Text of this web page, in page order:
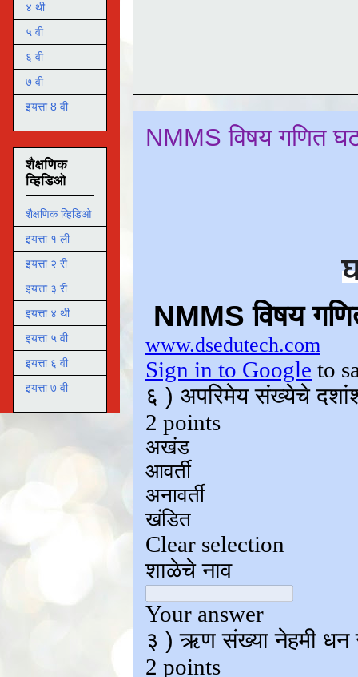
NMMS विषय गणित
४ थी
५ वी
६ वी
७ वी
इयत्ता 8 वी
शैक्षणिक
व्हिडिओ
शैक्षणिक व्हिडिओ
इयत्ता १ ली
इयत्ता २ री
इयत्ता ३ री
इयत्ता ४ थी
इयत्ता ५ वी
इयत्ता ६ वी
इयत्ता ७ वी